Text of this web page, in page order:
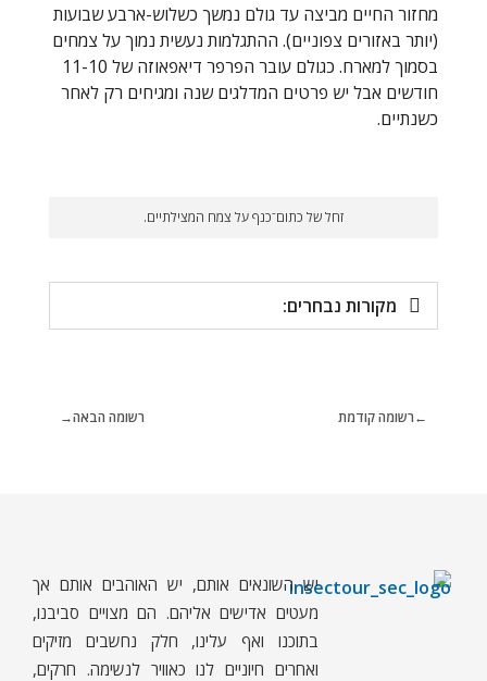
מחזור החיים מביצה עד גולם נמשך כשלוש-ארבע שבועות
(יותר באזורים צפוניים). ההתגלמות נעשית נמוך על צמחים
בסמוך למארח. כגולם עובר הפרפר דיאפאוזה של 11-10
חודשים אבל יש פרטים המדלגים שנה ומגיחים רק לאחר
כשנתיים.
זחל של כתום־כנף על צמח המצילתיים.
מקורות נבחרים:
רשומה קודמת רשומה הבאה
ח
רקים - עולם קטן בגדול
חרקים, עכבישים ופרוקי רגליים בישראל. מאות מאמרים בנושאי טבע, אקולוגיה, ביולוגיה ויחסי אדם-חרקים. הפעלות ומשחקים לילדים,
יש השונאים אותם, יש האוהבים אותם אך
מעטים אדישים אליהם. הם מצויים סביבנו,
בתוכנו ואף עלינו, חלק נחשבים מזיקים
ואחרים חיוניים לנו כאוויר לנשימה. חרקים,